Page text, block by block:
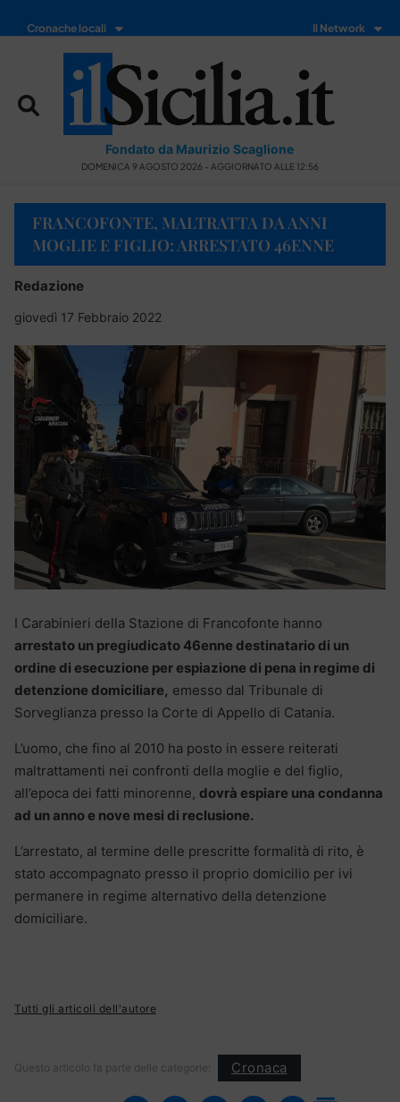
Cronache locali Il Network
Fondato da Maurizio Scaglione
DOMENICA 9 AGOSTO 2026 - AGGIORNATO ALLE 12:56
FRANCOFONTE, MALTRATTA DA ANNI
MOGLIE E FIGLIO: ARRESTATO 46ENNE
Redazione
giovedì 17 Febbraio 2022
I Carabinieri della Stazione di Francofonte hanno
arrestato un pregiudicato 46enne destinatario di un
ordine di esecuzione per espiazione di pena in regime di
detenzione domiciliare, emesso dal Tribunale di
Sorveglianza presso la Corte di Appello di Catania.
L’uomo, che fino al 2010 ha posto in essere reiterati
maltrattamenti nei confronti della moglie e del figlio,
all’epoca dei fatti minorenne, dovrà espiare una condanna
ad un anno e nove mesi di reclusione.
L’arrestato, al termine delle prescritte formalità di rito, è
stato accompagnato presso il proprio domicilio per ivi
permanere in regime alternativo della detenzione
domiciliare.
Tutti gli articoli dell'autore
Questo articolo fa parte delle categorie: Cronaca